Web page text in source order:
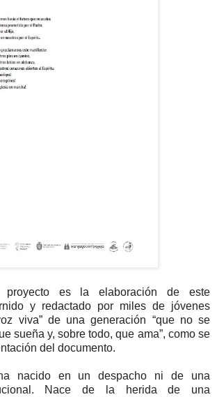
es la elaboración de este
y redactado por miles de jóvenes
viva” de una generación “que no se
sueña y, sobre todo, que ama”, como se
del documento.
nacido en un despacho ni de una
Nace de la herida de una